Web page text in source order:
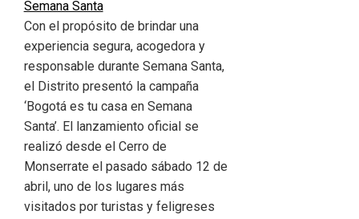
Semana Santa
Con el propósito de brindar una
experiencia segura, acogedora y
responsable durante Semana Santa,
el Distrito presentó la campaña
‘Bogotá es tu casa en Semana
Santa’. El lanzamiento oficial se
realizó desde el Cerro de
Monserrate el pasado sábado 12 de
abril, uno de los lugares más
visitados por turistas y feligreses